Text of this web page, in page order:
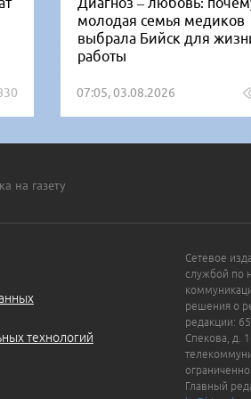
молодая семья медиков
выбрала Бийск для
работы
07:05, 03.08.2026
на газету
технологий
Сетевое
службой по
решения о
редакции:
Спекова, д.
Главный